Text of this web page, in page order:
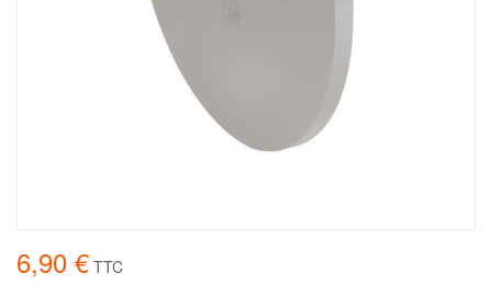
6,90 € TTC